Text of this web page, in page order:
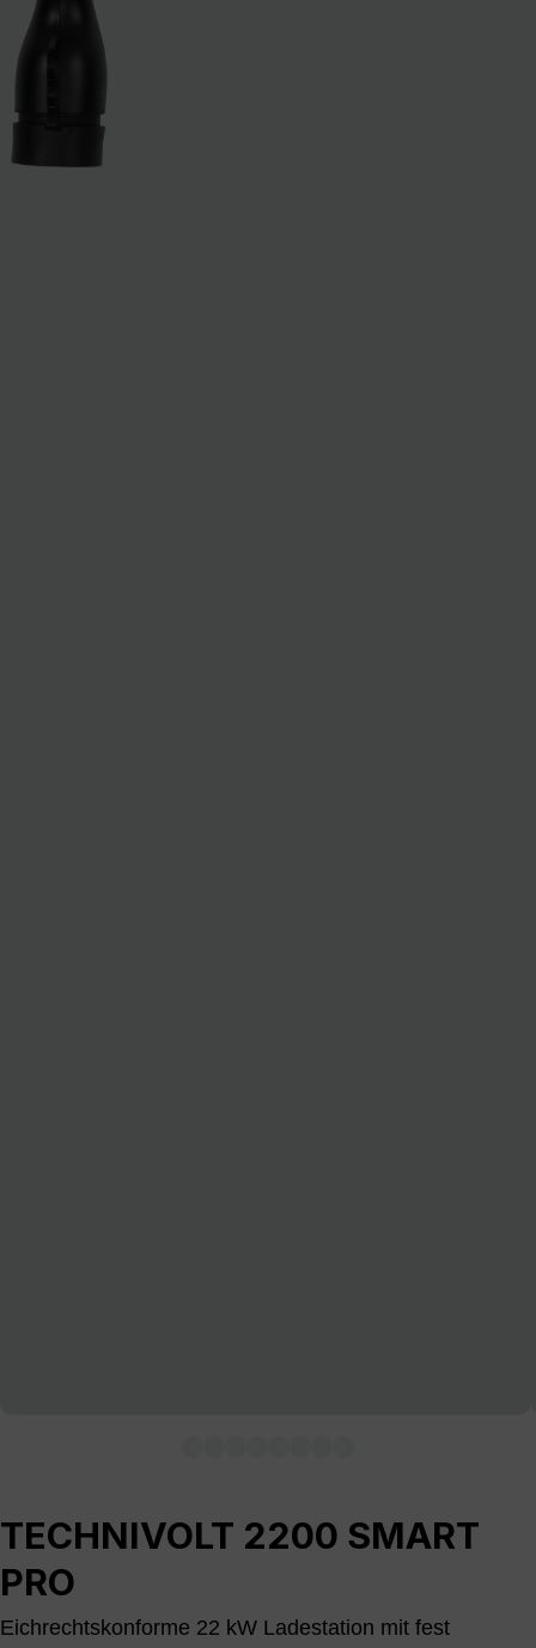
TECHNIVOLT 2200 SMART
PRO
Eichrechtskonforme 22 kW Ladestation mit fest